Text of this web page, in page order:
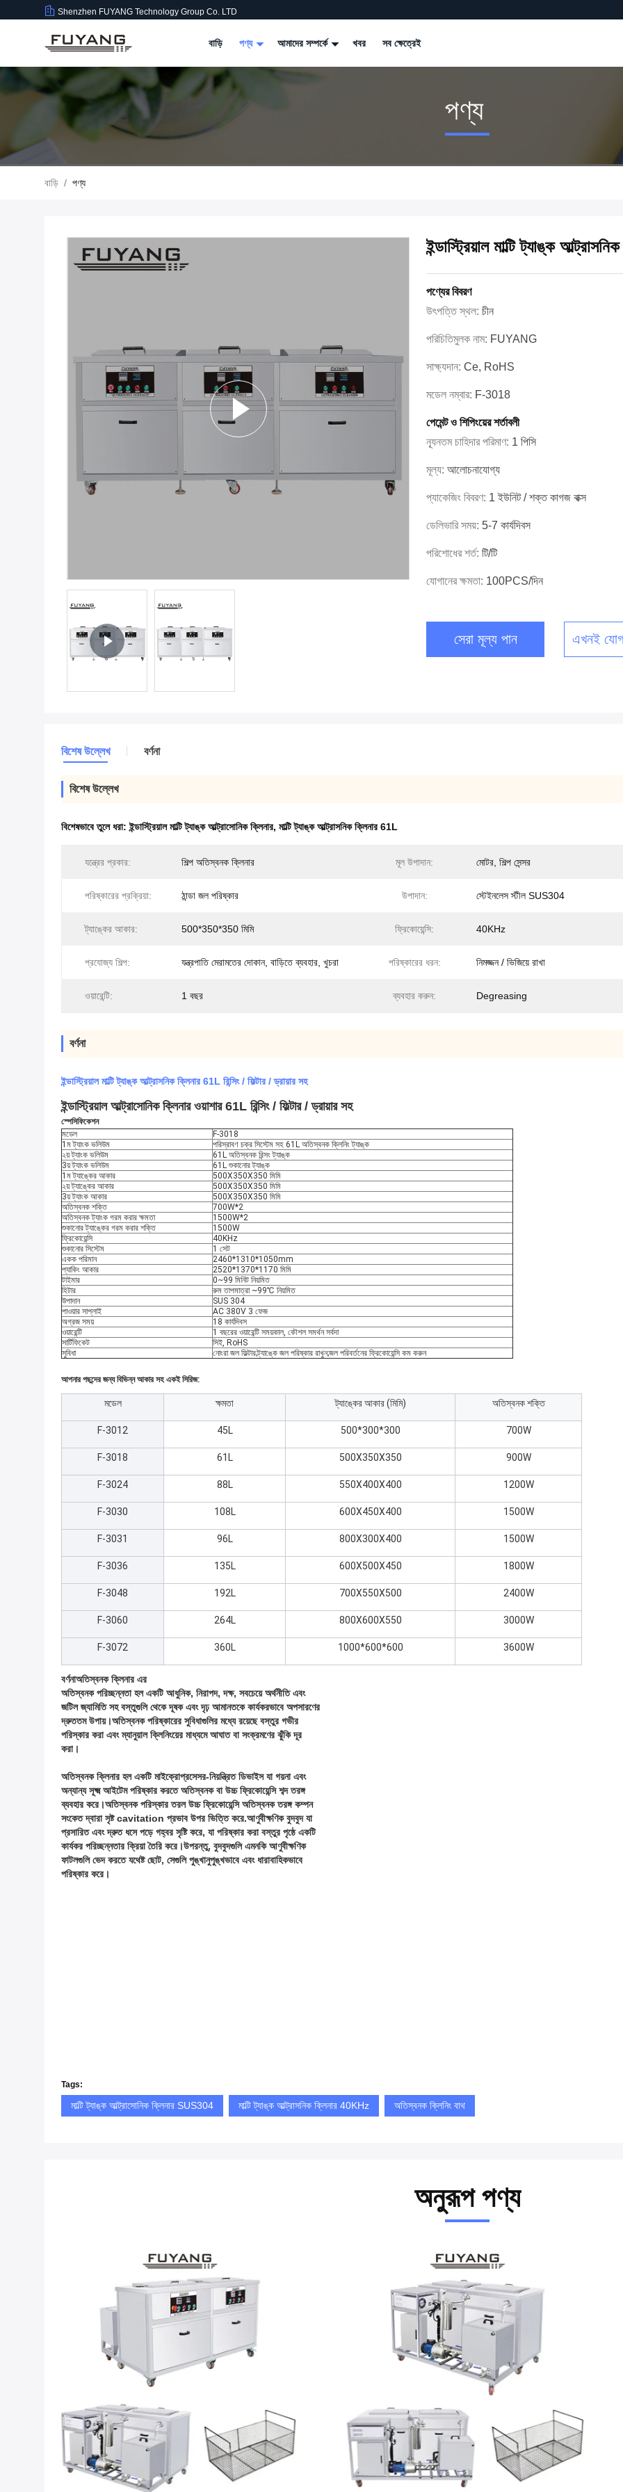
Shenzhen FUYANG Technology Group Co. LTD
বাড়ি পণ্য আমাদের সম্পর্কে খবর সব ক্ষেত্রেই
পণ্য
বাড়ি / পণ্য
ইন্ডাস্ট্রিয়াল মাল্টি ট্যাঙ্ক
পণ্যের বিবরণ
উৎপত্তি স্থল: চীন
পরিচিতিমুলক নাম: FUYANG
সাক্ষ্যদান: Ce, RoHS
মডেল নম্বার: F-3018
পেমেন্ট ও শিপিংয়ের শর্তাবলী
ন্যূনতম চাহিদার পরিমাণ: 1 পিসি
মূল্য: আলোচনাযোগ্য
প্যাকেজিং বিবরণ: 1 ইউনিট / শক্ত কাগজ বাক্স
ডেলিভারি সময়: 5-7 কার্যদিবস
পরিশোধের শর্ত: টি/টি
যোগানের ক্ষমতা: 100PCS/দিন
সেরা মূল্য পান এখনই
বিশেষ উল্লেখ বর্ণনা
বিশেষ উল্লেখ
বিশেষভাবে তুলে ধরা:ইন্ডাস্ট্রিয়াল মাল্টি ট্যাঙ্ক আল্ট্রাসোনিক ক্লিনার, মাল্টি ট্যাঙ্ক আল্ট্রাসনিক ক্লিনার 61L
যন্ত্রের প্রকার: শিল্প অতিস্বনক ক্লিনার মূল উপাদান: মোটর, শিল্প সেন্সর
পরিষ্কারের প্রক্রিয়া: ঠান্ডা জল পরিষ্কার উপাদান: স্টেইনলেস স্টীল SUS304
ট্যাঙ্কের আকার: 500*350*350 মিমি ফ্রিকোয়েন্সি: 40KHz
প্রযোজ্য শিল্প: যন্ত্রপাতি মেরামতের দোকান, বাড়িতে ব্যবহার, খুচরা পরিষ্কারের ধরন: নিমজ্জন / ভিজিয়ে রাখা
ওয়ারেন্টি: 1 বছর ব্যবহার করুন: Degreasing
বর্ণনা
ইন্ডাস্ট্রিয়াল মাল্টি ট্যাঙ্ক আল্ট্রাসনিক ক্লিনার 61L রিন্সিং / ফিল্টার / ড্রায়ার সহ
ইন্ডাস্ট্রিয়াল আল্ট্রাসোনিক ক্লিনার ওয়াশার 61L রিন্সিং / ফিল্টার / ড্রায়ার সহ
স্পেসিফিকেশন
মডেল
F-3018
1ম ট্যাংক ভলিউম
পরিস্রাবণ চক্র সিস্টেম সহ 61L অতিস্বনক ক্লিনিং ট্যাঙ্ক
২য় ট্যাংক ভলিউম
61L অতিস্বনক রিন্সং ট্যাঙ্ক
3য় ট্যাংক ভলিউম
61L শুকানোর ট্যাঙ্ক
1ম ট্যাঙ্কের আকার
500X350X350 মিমি
২য় ট্যাঙ্কের আকার
500X350X350 মিমি
3য় ট্যাংক আকার
500X350X350 মিমি
অতিস্বনক শক্তি
700W*2
অতিস্বনক ট্যাংক গরম করার ক্ষমতা
1500W*2
শুকানোর ট্যাঙ্কের গরম করার শক্তি
1500W
ফ্রিকোয়েন্সি
40KHz
শুকানোর সিস্টেম
1 সেট
একক পরিমান
2460*1310*1050mm
প্যাকিং আকার
2520*1370*1170 মিমি
টাইমার
0~99 মিনিট নিয়মিত
হিটার
রুম তাপমাত্রা ~99℃ নিয়মিত
উপাদান
SUS 304
পাওয়ার সাপ্লাই
AC 380V 3 ফেজ
অগ্রজ সময়
18 কার্যদিবস
ওয়ারেন্টি
1 বছরের ওয়ারেন্টি সময়কাল, কৌশল সমর্থন সর্বদা
সার্টিফিকেট
সিই, RoHS
সুবিধা
নোংরা জল ফিল্টার;ট্যাঙ্কে জল পরিষ্কার রাখুন;জল পরিবর্তনের ফ্রিকোয়েন্সি কম করুন
আপনার পছন্দের জন্য বিভিন্ন আকার সহ একই সিরিজ:
মডেল ক্ষমতা ট্যাঙ্কের আকার (মিমি) অতিস্বনক শক্তি
F-3012 45L 500*300*300 700W
F-3018 61L 500X350X350 900W
F-3024 88L 550X400X400 1200W
F-3030 108L 600X450X400 1500W
F-3031 96L 800X300X400 1500W
F-3036 135L 600X500X450 1800W
F-3048 192L 700X550X500 2400W
F-3060 264L 800X600X550 3000W
F-3072 360L 1000*600*600 3600W
বর্ণনাঅতিস্বনক ক্লিনার এর
অতিস্বনক পরিচ্ছন্নতা হল একটি আধুনিক, নিরাপদ, দক্ষ, সবচেয়ে অর্থনীতি এবং
জটিল জ্যামিতি সহ বস্তুগুলি থেকে দূষক এবং দৃঢ় আমানতকে কার্যকরভাবে অপসারণের
দ্রুততম উপায়।অতিস্বনক পরিষ্কারের সুবিধাগুলির মধ্যে রয়েছে বস্তুর গভীর
পরিস্কার করা এবং ম্যানুয়াল ক্লিনিংয়ের মাধ্যমে আঘাত বা সংক্রমণের ঝুঁকি দূর
করা।
অতিস্বনক ক্লিনার হল একটি মাইক্রোপ্রসেসর-নিয়ন্ত্রিত ডিভাইস যা গয়না এবং
অন্যান্য সূক্ষ্ম আইটেম পরিষ্কার করতে অতিস্বনক বা উচ্চ ফ্রিকোয়েন্সি শব্দ তরঙ্গ
ব্যবহার করে।অতিস্বনক পরিস্কার তরল উচ্চ ফ্রিকোয়েন্সি অতিস্বনক তরঙ্গ কম্পন
সংকেত দ্বারা সৃষ্ট cavitation প্রভাব উপর ভিত্তি করে.আণুবীক্ষণিক বুদবুদ যা
প্রসারিত এবং দ্রুত ধসে পড়ে গহ্বর সৃষ্টি করে, যা পরিষ্কার করা বস্তুর পৃষ্ঠে একটি
কার্যকর পরিচ্ছন্নতার ক্রিয়া তৈরি করে।উপরন্তু, বুদবুদগুলি এমনকি আণুবীক্ষণিক
ফাটলগুলি ভেদ করতে যথেষ্ট ছোট, সেগুলি পুঙ্খানুপুঙ্খভাবে এবং ধারাবাহিকভাবে
পরিষ্কার করে।
Tags:
মাল্টি ট্যাঙ্ক আল্ট্রাসোনিক ক্লিনার SUS304 মাল্টি ট্যাঙ্ক আল্ট্রাসনিক ক্লিনার 40KHz অতিস্বনক ক্লিনিং বাথ
অনুরূপ পণ্য